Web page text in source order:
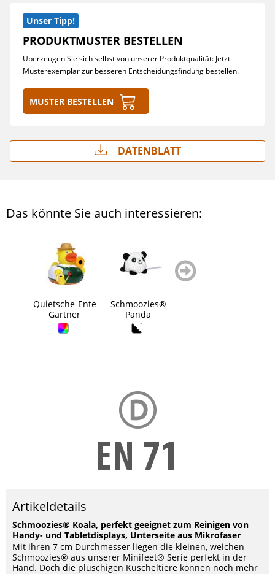
Unser Tipp!
PRODUKTMUSTER BESTELLEN
Überzeugen Sie sich selbst von unserer Produktqualität: Jetzt
Musterexemplar zur besseren Entscheidungsfindung bestellen.
Muster bestellen
Datenblatt
Das könnte Sie auch interessieren:
Quietsche-Ente
Gärtner
Schmoozies®
Panda
weiter
blättern
Artikeldetails
Schmoozies® Koala, perfekt geeignet zum Reinigen von
Handy- und Tabletdisplays, Unterseite aus Mikrofaser
Mit ihren 7 cm Durchmesser liegen die kleinen, weichen
Schmoozies® aus unserer Minifeet® Serie perfekt in der
Hand. Doch die plüschigen Kuscheltiere können noch mehr